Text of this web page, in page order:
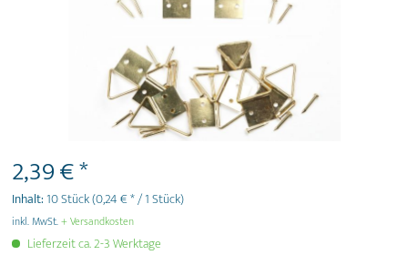
2,39 € *
Inhalt:10 Stück(0,24 € * / 1 Stück)
inkl. MwSt.+ Versandkosten
Lieferzeit ca. 2-3 Werktage